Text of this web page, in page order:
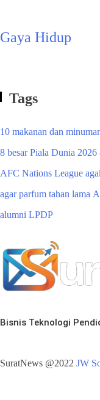
Gaya Hidup
Tags
10 makanan dan
8 besar Piala Dunia 2026
AFC Nations League
agar parfum tahan lama
alumni LPDP
Bisnis Teknologi
SuratNews @2022 JW